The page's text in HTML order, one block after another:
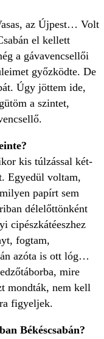
az Újpest… Volt
el kellett
a gávavencsellői
győzködte. De
Úgy jöttem ide,
a szintet,
kis túlzással két-
Egyedül voltam,
papírt sem
délelőttönként
cipészkátéeszhez
fogtam,
azóta is ott lóg…
mire
mondták, nem kell
figyeljek.
Békéscsabán?